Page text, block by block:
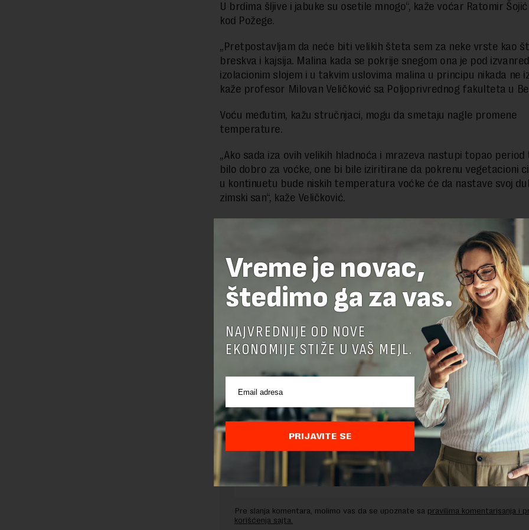
U brdima šljive i jabuke su osetile mnogo“, kaže voćar Ratomir
kod Požege.
„Pretpostavljam da neće biti velikih šteta sem za neke vrste kao
breskva i kajsija. Malina kada se pokrije snegom ona je pod
izolacionim slojem i u takvim uslovima malina u principu nikada ne
kaže profesor Milovan Veličković sa Poljoprivrednog fakulteta u
Voću međutim, kažu stručnjaci, mogu da smetaju nagle promene
temperature.
„Ako sada iza ovih velikih hladnoća i mrazeva nastupi topao period
bilo dobro za voćke, one bi bile iziritirane da pokrenu vegetacioni
u kontinuetu bude niskih temperatura voćke će da nastave svoj
zimski san“, kaže Veličković.
Dobro je, kažu stručnjaci, i što polen podnosi izuzetno niske
pčele se grupisanjem u košnicama i stablima same brane od
Preuzimanje delova teksta je dozvoljeno, ali uz obavezno navođenje izvora i uz
ka izvornom tekstu na novaekonomija.rs
OSTAVITE ODGOVOR
Pre slanja komentara, molimo vas da se upoznate sa pravilima komentarisanja i
korišćenja sajta.
Vreme je novac,
štedimo ga za vas.
NAJVREDNIJE OD NOVE
EKONOMIJE STIŽE U VAŠ MEJL.
PRIJAVITE SE